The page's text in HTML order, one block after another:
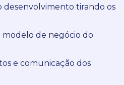
desenvolvimento tirando os
modelo de negócio do
e comunicação dos